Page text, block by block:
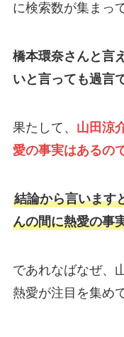
に検索数が集まっ
橋本環奈さんと言
いと言っても過言
果たして、 山田涼
愛の事実はあるの
結論から言います
んの間に熱愛の事
であれなばなぜ、
熱愛が注目を集め